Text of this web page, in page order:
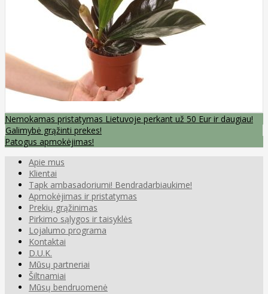
Nemokamas pristatymas Lietuvoje perkant už 50 Eur ir daugiau!
Galimybė grąžinti prekes!
Patogus apmokėjimas!
Apie mus
Klientai
Tapk ambasadoriumi! Bendradarbiaukime!
Apmokėjimas ir pristatymas
Prekių grąžinimas
Pirkimo sąlygos ir taisyklės
Lojalumo programa
Kontaktai
D.U.K.
Mūsų partneriai
Šiltnamiai
Mūsų bendruomenė